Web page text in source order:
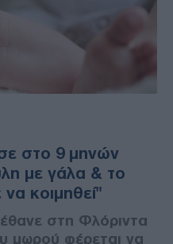
στο 9 μηνών
με γάλα & το
κοιμηθεί"
στη Φλόριντα
μωρού φέρεται να